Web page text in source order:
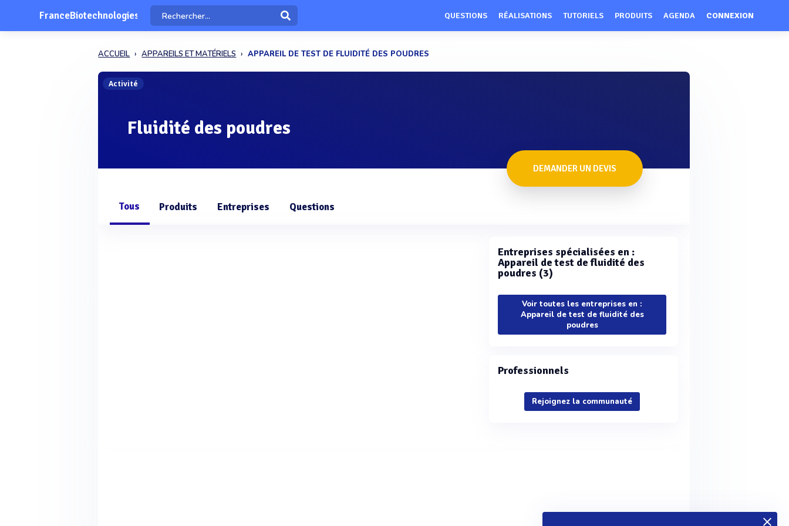
FranceBiotechnologies QUESTIONS RÉALISATIONS TUTORIELS PRODUITS AGENDA CONNEXION
ACCUEIL APPAREILS ET MATÉRIELS APPAREIL DE TEST DE FLUIDITÉ DES POUDRES
Activité
Fluidité des poudres
DEMANDER UN DEVIS
Tous Produits Entreprises Questions
Entreprises spécialisées en :
Appareil de test de fluidité des
poudres (3)
Voir toutes les entreprises en :
Appareil de test de fluidité des
poudres
Professionnels
Rejoignez la communauté